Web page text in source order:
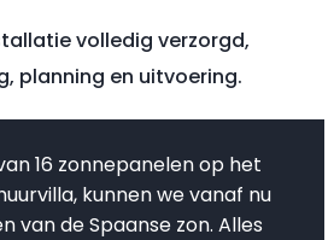
volledig verzorgd,
planning en uitvoering.
16 zonnepanelen op het
kunnen we vanaf nu
van de Spaanse zon. Alles